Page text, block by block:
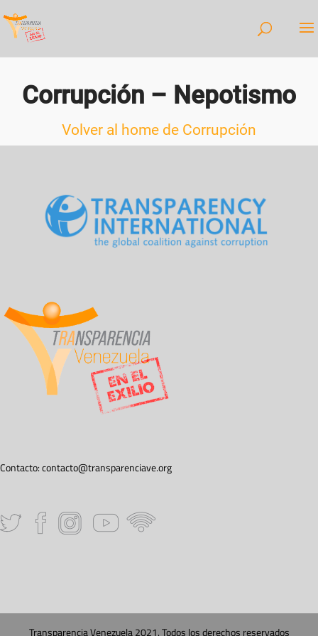
Corrupción – Nepotismo
Volver al home de Corrupción
Contacto:contacto@transparenciave.org
Transparencia Venezuela 2021. Todos los derechos reservados